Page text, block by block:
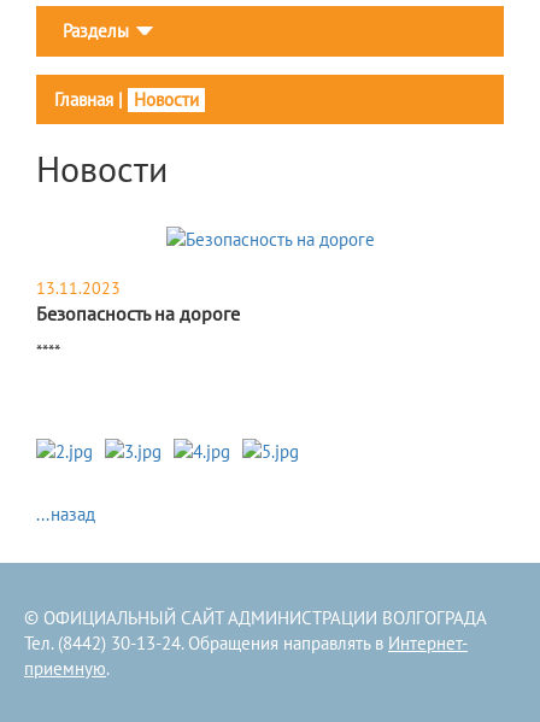
Разделы
Главная | Новости
Новости
13.11.2023
Безопасность на дороге
​****
...назад
© ОФИЦИАЛЬНЫЙ САЙТ АДМИНИСТРАЦИИ ВОЛГОГРАДА
Тел. (8442) 30-13-24. Обращения направлять в Интернет-
приемную.